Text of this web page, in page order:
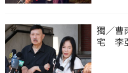
獨／曹
宅　李